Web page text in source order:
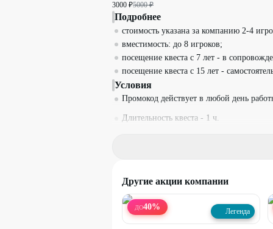
3000 ₽5000 ₽
Подробнее
стоимость указана за компанию 2-4
вместимость: до 8 игроков;
посещение квеста с 7 лет - в
посещение квеста с 15 лет -
Условия
Промокод действует в любой день
Длительность квеста - 1 ч.
Последняя запись на участие в квестах
Один промокод действует на одну игру
Другие акции компании
ДО40% Легенда